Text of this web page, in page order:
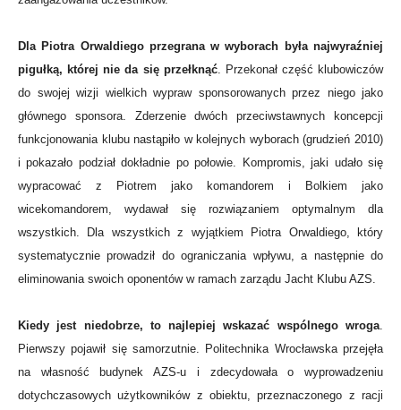
Dla Piotra Orwaldiego przegrana w wyborach była najwyraźniej
pigułką, której nie da się przełknąć. Przekonał część klubowiczów
do swojej wizji wielkich wypraw sponsorowanych przez niego jako
głównego sponsora. Zderzenie dwóch przeciwstawnych koncepcji
funkcjonowania klubu nastąpiło w kolejnych wyborach (grudzień 2010)
i pokazało podział dokładnie po połowie. Kompromis, jaki udało się
wypracować z Piotrem jako komandorem i Bolkiem jako
wicekomandorem, wydawał się rozwiązaniem optymalnym dla
wszystkich. Dla wszystkich z wyjątkiem Piotra Orwaldiego, który
systematycznie prowadził do ograniczania wpływu, a następnie do
eliminowania swoich oponentów w ramach zarządu Jacht Klubu AZS.
Kiedy jest niedobrze, to najlepiej wskazać wspólnego wroga.
Pierwszy pojawił się samorzutnie. Politechnika Wrocławska przejęła
na własność budynek AZS-u i zdecydowała o wyprowadzeniu
dotychczasowych użytkowników z obiektu, przeznaczonego z racji